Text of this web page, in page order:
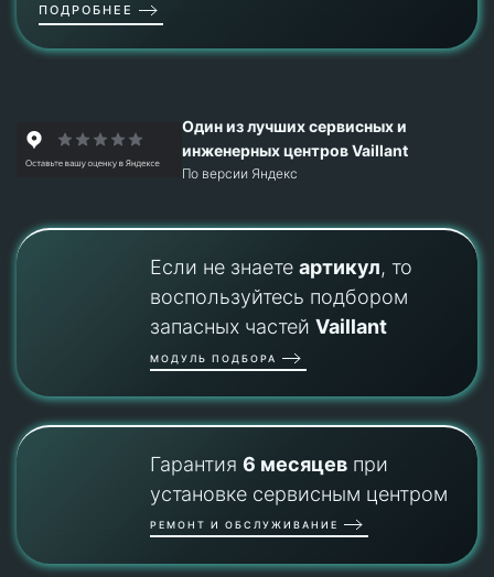
ПОДРОБНЕЕ
Один из лучших сервисных и
инженерных центров Vaillant
По версии Яндекс
Если не знаете артикул, то
воспользуйтесь подбором
запасных частей Vaillant
МОДУЛЬ ПОДБОРА
Гарантия 6 месяцевпри
установке сервисным центром
РЕМОНТ И ОБСЛУЖИВАНИЕ